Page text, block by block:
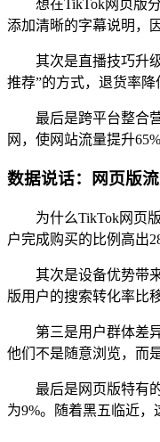
想在TikTok网页版
添加清晰的字幕说明，
其次是直播技巧升
推荐”的方式，退货率
最后是跨平台整合
网，使网站流量提升
数据说话：网页版
为什么TikTok网页
户完成购买的比例高出
其次是设备优势带
版用户的搜索转化率比
第三是用户群体差
他们不是随意浏览，而
最后是网页版特有
为9%。随着黑五临近，